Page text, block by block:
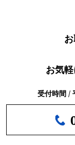
お気
受付時間 /